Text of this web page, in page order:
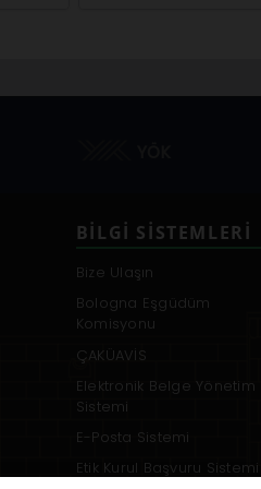
BILGI SISTEMLERI
Bize Ulaşın
Bologna Eşgüdüm
Komisyonu
ÇAKÜAVİS
Elektronik Belge Yönetim
Sistemi
E-Posta Sistemi
Etik Kurul Başvuru Sistemi